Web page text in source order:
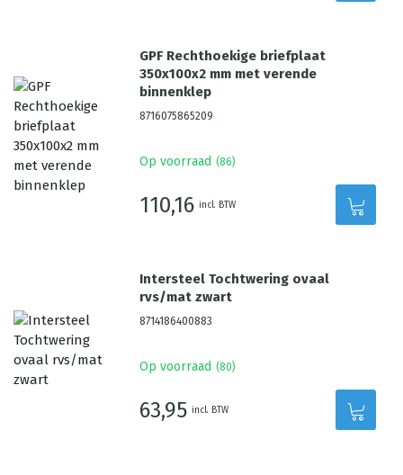
GPF Rechthoekige briefplaat
350x100x2 mm met verende
binnenklep
8716075865209
Op voorraad (86)
110,16 incl. BTW
Intersteel Tochtwering ovaal
rvs/mat zwart
8714186400883
Op voorraad (80)
63,95 incl. BTW